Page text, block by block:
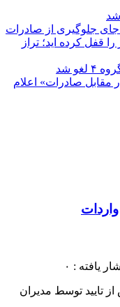
جلوگیری از صادرات
قفل کرده اید؛ تراز
شد
مقابل صادرات» اعلام
واردات
یافته : ۰
تایید توسط مدیران